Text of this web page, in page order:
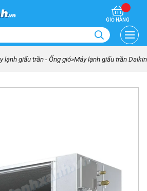
GIỎ HÀNG
lạnh giấu trần - Ống gió»Máy lạnh giấu trần